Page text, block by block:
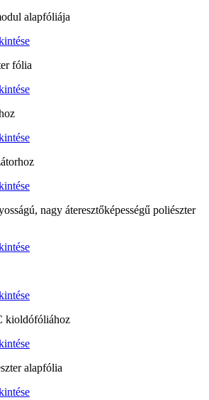
alapfóliája
fólia
nagy áteresztőképességű poliészter
kioldófóliához
alapfólia